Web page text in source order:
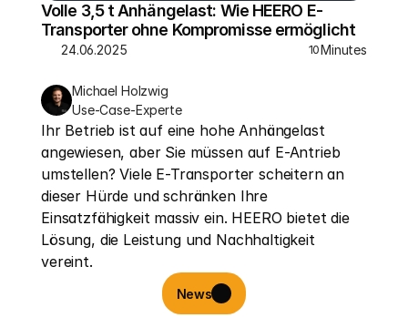
Volle 3,5 t Anhängelast: Wie HEERO E-
Transporter ohne Kompromisse ermöglicht
24.06.2025 10Minutes
Michael Holzwig
Use-Case-Experte
Ihr Betrieb ist auf eine hohe Anhängelast
angewiesen, aber Sie müssen auf E-Antrieb
umstellen? Viele E-Transporter scheitern an
dieser Hürde und schränken Ihre
Einsatzfähigkeit massiv ein. HEERO bietet die
Lösung, die Leistung und Nachhaltigkeit
vereint.
News